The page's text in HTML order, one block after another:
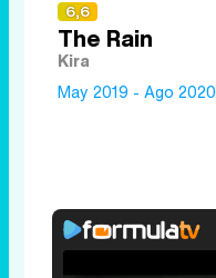
6,6
The Rain
Kira
May 2019 - Ago 2020